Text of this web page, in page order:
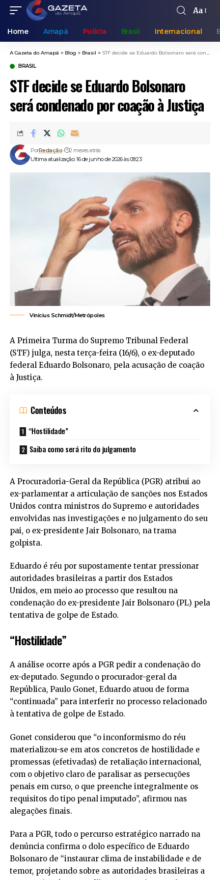
Aa
Home Amapá Polícia Brasil Internacional
A Gazeta do Amapá > Blog > Brasil > STF decide se Eduardo Bolsonaro será condenado por coação à Justiça
BRASIL
STF decide se Eduardo Bolsonaro
será condenado por coação à Justiça
Ultima atualização: 16 de junho de 2026 às 08:23
PorRedação 2 meses atrás
Vinícius Schmidt/Metrópoles
A Primeira Turma do Supremo Tribunal Federal
(STF) julga, nesta terça-feira (16/6), o ex-deputado
federal Eduardo Bolsonaro, pela acusação de coação
à Justiça.
Conteúdos
“Hostilidade”
Saiba como será rito do julgamento
A Procuradoria-Geral da República (PGR) atribui ao
ex-parlamentar a articulação de sanções nos Estados
Unidos contra ministros do Supremo e autoridades
envolvidas nas investigações e no julgamento do seu
pai, o ex-presidente Jair Bolsonaro, na trama
golpista.
Eduardo é réu por supostamente tentar pressionar
autoridades brasileiras a partir dos Estados
Unidos, em meio ao processo que resultou na
condenação do ex-presidente Jair Bolsonaro (PL) pela
tentativa de golpe de Estado.
“Hostilidade”
A análise ocorre após a PGR pedir a condenação do
ex-deputado. Segundo o procurador-geral da
República, Paulo Gonet, Eduardo atuou de forma
“continuada” para interferir no processo relacionado
à tentativa de golpe de Estado.
Gonet considerou que “o inconformismo do réu
materializou-se em atos concretos de hostilidade e
promessas (efetivadas) de retaliação internacional,
com o objetivo claro de paralisar as persecuções
penais em curso, o que preenche integralmente os
requisitos do tipo penal imputado”, afirmou nas
alegações finais.
Para a PGR, todo o percurso estratégico narrado na
denúncia confirma o dolo específico de Eduardo
Bolsonaro de “instaurar clima de instabilidade e de
temor, projetando sobre as autoridades brasileiras a